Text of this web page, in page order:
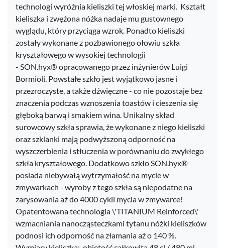
technologi wyróżnia kieliszki tej włoskiej marki. Kształt
kieliszka i zwężona nóżka nadaje mu gustownego
wyglądu, który przyciąga wzrok. Ponadto kieliszki
zostały wykonane z pozbawionego ołowiu szkła
kryształowego w wysokiej technologii
- SON.hyx® opracowanego przez inżynierów Luigi
Bormioli. Powstałe szkło jest wyjątkowo jasne i
przezroczyste, a także dźwięczne - co nie pozostaje bez
znaczenia podczas wznoszenia toastów i cieszenia się
głęboką barwą i smakiem wina. Unikalny skład
surowcowy szkła sprawia, że wykonane z niego kieliszki
oraz szklanki mają podwyższoną odporność na
wyszczerbienia i stłuczenia w porównaniu do zwykłego
szkła kryształowego. Dodatkowo szkło SON.hyx®
posiada niebywałą wytrzymałość na mycie w
zmywarkach - wyroby z tego szkła są niepodatne na
zarysowania aż do 4000 cykli mycia w zmywarce!
Opatentowana technologia \'TITANIUM Reinforced\'
wzmacniania nanocząsteczkami tytanu nóżki kieliszków
podnosi ich odporność na złamania aż o 140 %.